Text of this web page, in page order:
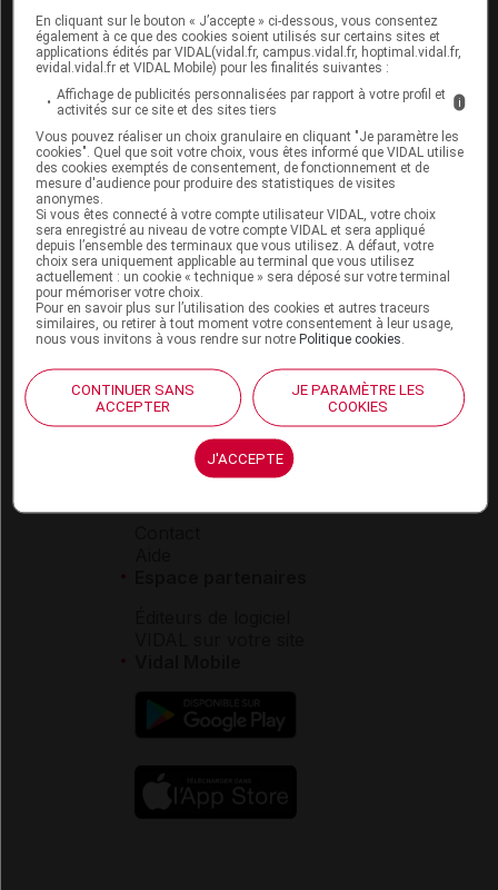
Espace produit
Boutique
VIDAL Expert
VIDAL Hoptimal
eVIDAL
VIDAL Mobile
VIDAL widget
VIDAL Sécurisation
VIDAL e-Services
Espace institutionnel
Qui sommes-nous ?
VIDAL France
Carrières
Charte éthique et
déontologique
En cliquant sur le bouton « J’accepte » ci-dessous, vous consentez
également à ce que des cookies soient utilisés sur certains sites et
applications édités par VIDAL(vidal.fr, campus.vidal.fr, hoptimal.vidal.fr,
evidal.vidal.fr et VIDAL Mobile) pour les finalités suivantes :
Affichage de publicités personnalisées par rapport à votre profil et
activités sur ce site et des sites tiers
i
Vous pouvez réaliser un choix granulaire en cliquant "Je paramètre les
cookies". Quel que soit votre choix, vous êtes informé que VIDAL utilise
des cookies exemptés de consentement, de fonctionnement et de
mesure d'audience pour produire des statistiques de visites
anonymes.
Si vous êtes connecté à votre compte utilisateur VIDAL, votre choix
sera enregistré au niveau de votre compte VIDAL et sera appliqué
depuis l’ensemble des terminaux que vous utilisez. A défaut, votre
choix sera uniquement applicable au terminal que vous utilisez
actuellement : un cookie « technique » sera déposé sur votre terminal
pour mémoriser votre choix.
Pour en savoir plus sur l’utilisation des cookies et autres traceurs
similaires, ou retirer à tout moment votre consentement à leur usage,
nous vous invitons à vous rendre sur notrePolitique cookies
CONTINUER SANS
ACCEPTER
JE PARAMÈTRE LES
COOKIES
J'ACCEPTE